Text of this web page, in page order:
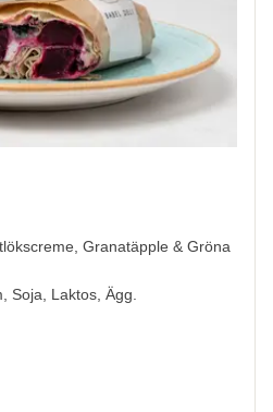
Granatäpple & Gröna
Soja, Laktos, Ägg.